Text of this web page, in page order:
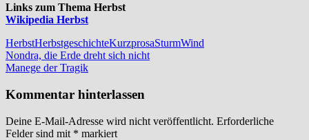
Links zum Thema Herbst
Wikipedia Herbst
HerbstHerbstgeschichteKurzprosaSturmWind
Beitragsnavigation
Vorheriger
Beitrag:
Nondra, die Erde dreht sich nicht
Nächster
Manege der Tragik
Kommentar hinterlassen
Deine E-Mail-Adresse wird nicht veröffentlicht. Erforderliche
Felder sind mit * markiert